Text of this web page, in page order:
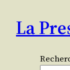
contenu
La